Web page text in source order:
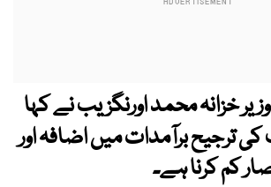
خزانہ محمد اورنگزیب نے کہا
ترجیح برآمدات میں اضافہ اور
کم کرنا ہے۔